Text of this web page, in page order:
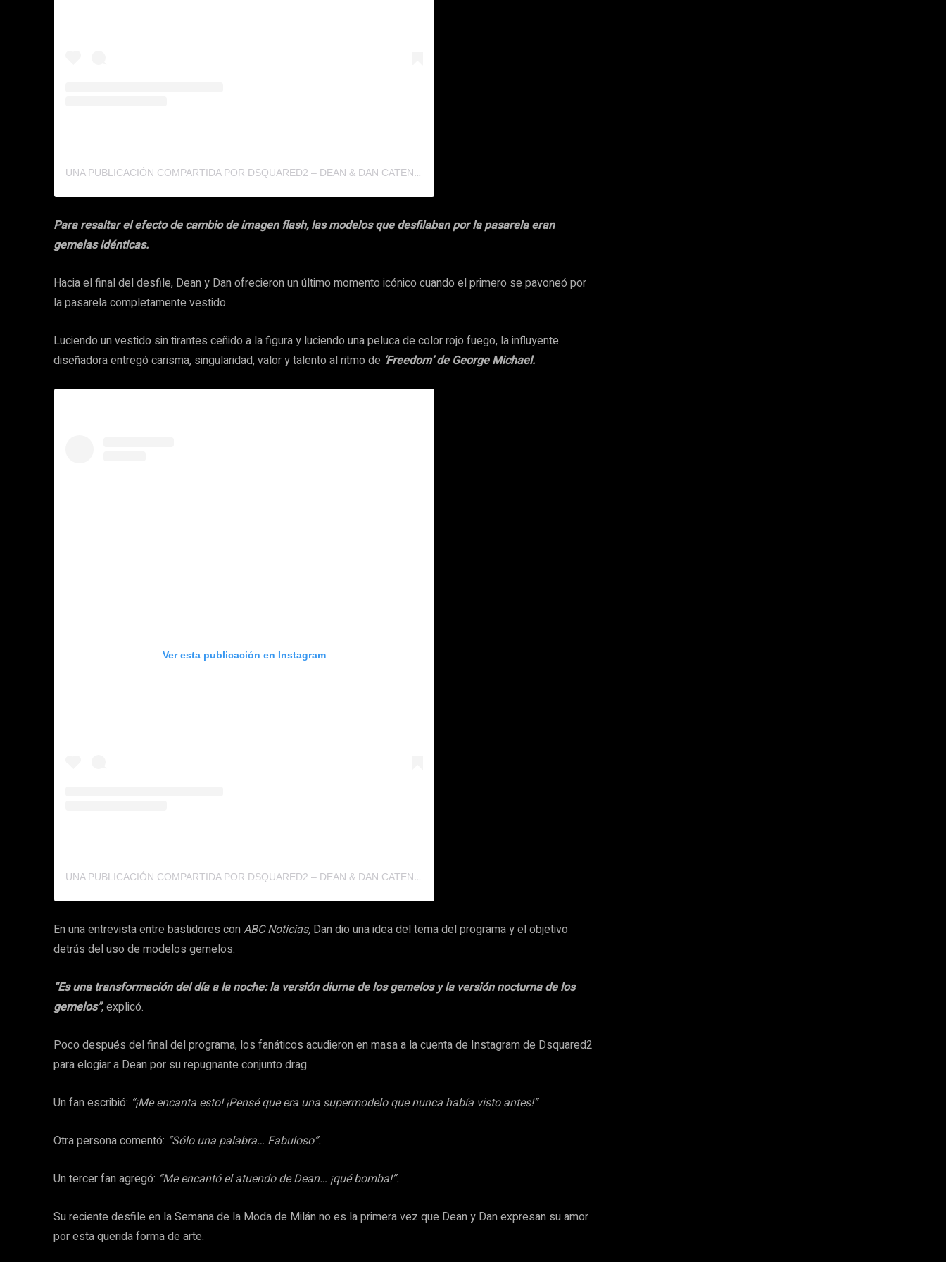
U
NA PUBLICACIÓN COMPARTIDA POR DSQUARED2 – DEAN & DAN CATEN (@DSQUARED2)
Para resaltar el efecto de cambio de imagen flash, las modelos que desfilaban por la pasarela eran
gemelas idénticas.
Hacia el final del desfile, Dean y Dan ofrecieron un último momento icónico cuando el primero se pavoneó por
la pasarela completamente vestido.
Luciendo un vestido sin tirantes ceñido a la figura y luciendo una peluca de color rojo fuego, la influyente
diseñadora entregó carisma, singularidad, valor y talento al ritmo de ‘Freedom’ de George Michael.
Ver esta publicación en Instagram
U
NA PUBLICACIÓN COMPARTIDA POR DSQUARED2 – DEAN & DAN CATEN (@DSQUARED2)
En una entrevista entre bastidores conABC Noticias, Dan dio una idea del tema del programa y el objetivo
detrás del uso de modelos gemelos.
“Es una transformación del día a la noche: la versión diurna de los gemelos y la versión nocturna de los
gemelos”, explicó.
Poco después del final del programa, los fanáticos acudieron en masa a la cuenta de Instagram de Dsquared2
para elogiar a Dean por su repugnante conjunto drag.
Un fan escribió: “¡Me encanta esto! ¡Pensé que era una supermodelo que nunca había visto antes!”
Otra persona comentó: “Sólo una palabra… Fabuloso”.
Un tercer fan agregó: “Me encantó el atuendo de Dean… ¡qué bomba!”.
Su reciente desfile en la Semana de la Moda de Milán no es la primera vez que Dean y Dan expresan su amor
por esta querida forma de arte.